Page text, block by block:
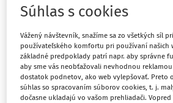
Tento dokument je
predplatiteľov
Súhlas s cookies
Vážený návštevník, snažíme sa zo všetkých síl
používateľského komfortu pri používaní našich
základné predpoklady patrí napr. aby správne
aby sme vás neobťažovali nevhodnou
dostatok podnetov, ako web vylepšovať. Preto
súhlas so spracovaním súborov cookies, t. j.
dočasne ukladajú vo vašom prehliadači.